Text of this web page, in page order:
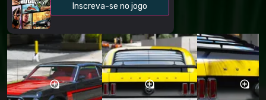
Inscreva-se no jogo